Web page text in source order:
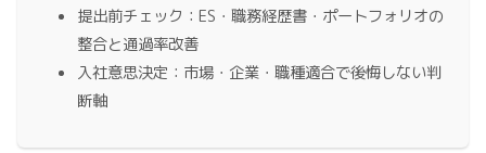
提出前チェック：ES・職務経歴書・ポートフォリオの
整合と通過率改善
入社意思決定：市場・企業・職種適合で後悔しない判
断軸